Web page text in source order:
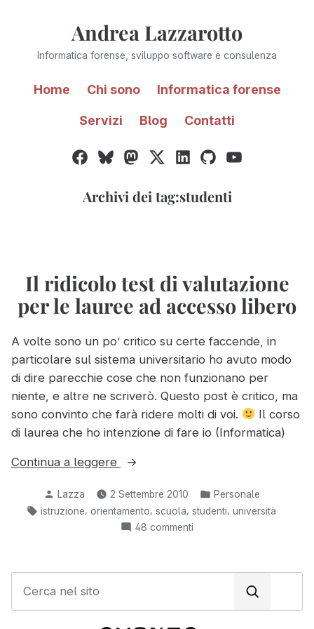
Andrea Lazzarotto
Informatica forense, sviluppo software e consulenza
Home Chi sono Informatica forense
Servizi Blog Contatti
Facebook
BlueskyMastodon
Twitter
X
LinkedInGitHubYouTube
Archivi dei tag:studenti
Il ridicolo test di valutazione
per le lauree ad accesso libero
A volte sono un po’ critico su certe faccende, in
particolare sul sistema universitario ho avuto modo
di dire parecchie cose che non funzionano per
niente, e altre ne scriverò. Questo post è critico, ma
sono convinto che farà ridere molti di voi.
Il corso
di laurea che ho intenzione di fare io (Informatica)
Continua a leggere
“Il
test
di
valutazione
le
ad
accesso
Pubblicato
da
Lazza 2 Settembre 2010
Pubblicato
in:
Personale
Tag:
istruzione, orientamento, scuola, studenti, università
48 commenti
test